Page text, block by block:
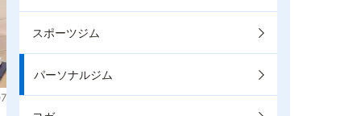
スポーツジム
パーソナルジム